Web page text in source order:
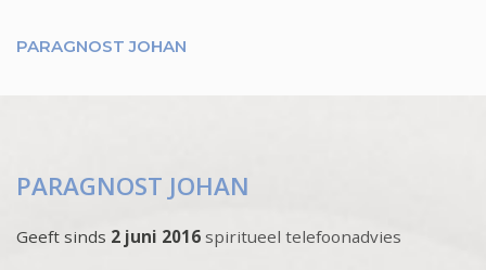
PARAGNOST JOHAN
PARAGNOST JOHAN
Geeft sinds 2 juni 2016 spiritueel telefoonadvies